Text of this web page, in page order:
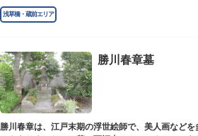
の石碑があります。
浅草橋・蔵前エリア
勝川春章墓
勝川春章は、江戸末期の浮世絵師で、美人画など